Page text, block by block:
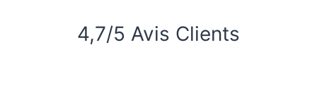
4,7/5 Avis Clients